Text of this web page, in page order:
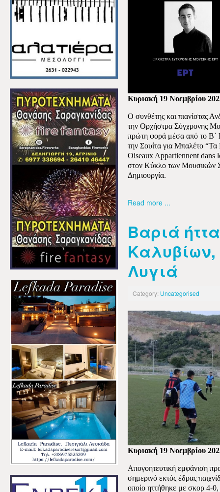
Κυριακή 19 Νοεμβρίου
Ο συνθέτης και πιανίστας
την Ορχήστρα Σύγχρονης
πρώτη φορά μέσα από το Β΄
την Σουίτα για Μπαλέτο
Oiseaux Appartiennent dans
στον Κύκλο των Μουσικών
Δημιουργία.
Read more ...
Βαριά
Λυγιά
Category: Uncategorised
Κυριακή 19 Νοεμβρίου
Απογοητευτική εμφάνιση
σημερινό εκτός έδρας
οποίο ηττήθηκε με σκορ 4-